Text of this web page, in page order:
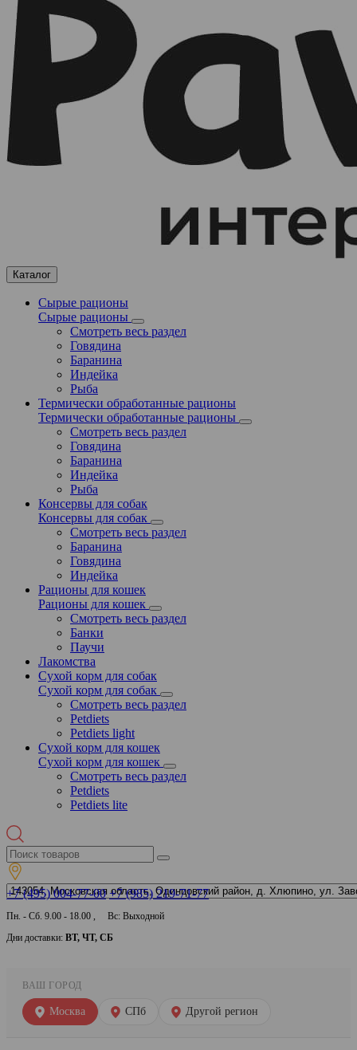
Каталог
Сырые рационы
Сырые рационы
Смотреть весь раздел
Говядина
Баранина
Индейка
Рыба
Термически обработанные рационы
Термически обработанные рационы
Смотреть весь раздел
Говядина
Баранина
Индейка
Рыба
Консервы для собак
Консервы для собак
Смотреть весь раздел
Баранина
Говядина
Индейка
Рационы для кошек
Рационы для кошек
Смотреть весь раздел
Банки
Паучи
Лакомства
Сухой корм для собак
Сухой корм для собак
Смотреть весь раздел
Petdiets
Petdiets light
Сухой корм для кошек
Сухой корм для кошек
Смотреть весь раздел
Petdiets
Petdiets lite
+7 (495) 004-77-00 +7 (985) 219-71-77
Пн. - Сб. 9.00 - 18.00 , Вс: Выходной
Дни доставки: ВТ, ЧТ, СБ
ВАШ ГОРОД
Москва СПб Другой регион